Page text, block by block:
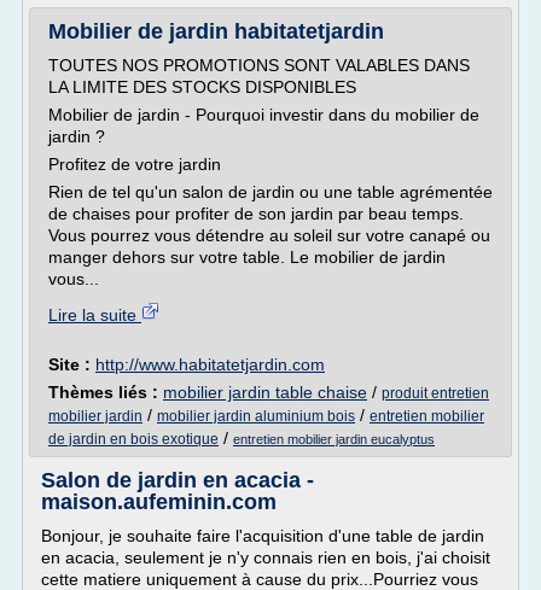
Mobilier de jardin habitatetjardin
TOUTES NOS PROMOTIONS SONT VALABLES DANS
LA LIMITE DES STOCKS DISPONIBLES
Mobilier de jardin - Pourquoi investir dans du mobilier de
jardin ?
Profitez de votre jardin
Rien de tel qu'un salon de jardin ou une table agrémentée
de chaises pour profiter de son jardin par beau temps.
Vous pourrez vous détendre au soleil sur votre canapé ou
manger dehors sur votre table. Le mobilier de jardin
vous...
Lire la suite
Site : http://www.habitatetjardin.com
Thèmes liés : mobilier jardin table chaise / produit entretien
mobilier jardin / mobilier jardin aluminium bois / entretien mobilier
de jardin en bois exotique / entretien mobilier jardin eucalyptus
Salon de jardin en acacia -
maison.aufeminin.com
Bonjour, je souhaite faire l'acquisition d'une table de jardin
en acacia, seulement je n'y connais rien en bois, j'ai choisit
cette matiere uniquement à cause du prix...Pourriez vous